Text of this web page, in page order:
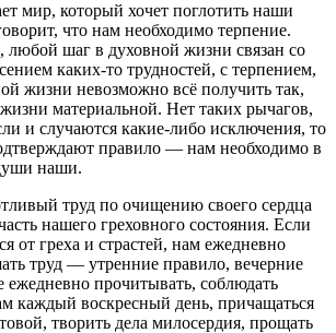
мир, который хочет поглотить наши
что нам необходимо терпение.
любой шаг в духовной жизни связан со
каких-то трудностей, с терпением,
жизни невозможно всё получить так,
материальной. Нет таких рычагов,
и случаются какие-либо исключения, то
правило — нам необходимо в
наши.
труд по очищению своего сердца
нашего греховного состояния. Если
от греха и страстей, нам ежедневно
труд — утренние правило, вечерние
ежедневно прочитывать, соблюдать
каждый воскресный день, причащаться
творить дела милосердия, прощать